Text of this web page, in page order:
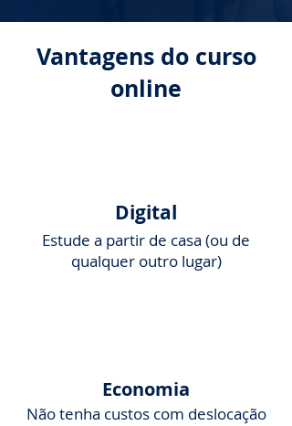
Vantagens do curso
online
Digital
Estude a partir de casa (ou de
qualquer outro lugar)
Economia
Não tenha custos com deslocação